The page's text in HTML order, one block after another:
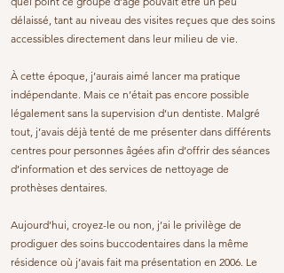
délaissé, tant au niveau des visites reçues que des soins
accessibles directement dans leur milieu de vie.
À cette époque, j’aurais aimé lancer ma pratique
indépendante. Mais ce n’était pas encore possible
légalement sans la supervision d’un dentiste. Malgré
tout, j’avais déjà tenté de me présenter dans différents
centres pour personnes âgées afin d’offrir des séances
d’information et des services de nettoyage de
prothèses dentaires.
Aujourd’hui, croyez-le ou non, j’ai le privilège de
prodiguer des soins buccodentaires dans la même
résidence où j’avais fait ma présentation en 2006. Le